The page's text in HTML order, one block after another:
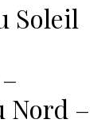
Soleil
Nord –